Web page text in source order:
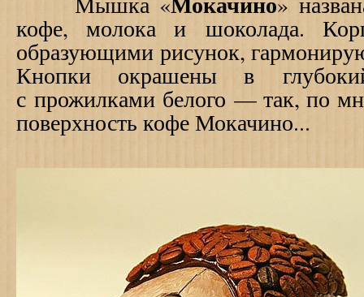
кофе, молока и шоколада.
образующими рисунок,
Кнопки окрашены в
с прожилками белого — так, по
поверхность кофе Мокачино...